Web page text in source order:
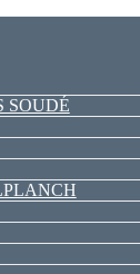
SOUDÉ